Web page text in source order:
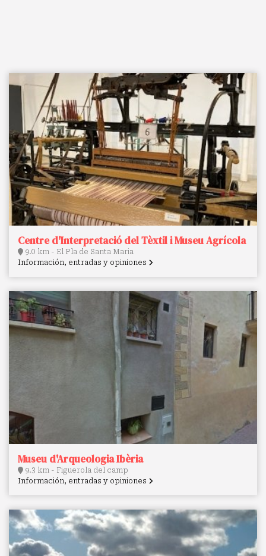
Centre d'Interpretació del Tèxtil i Museu Agrícola
9.0 km - El Pla de Santa Maria
Información, entradas y opiniones
Museu d'Arqueologia Ibèria
9.3 km - Figuerola del camp
Información, entradas y opiniones